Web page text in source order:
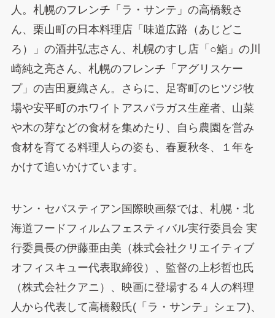
人。札幌のフレンチ「ラ・サンテ」の高橋毅さ
ん、栗山町の日本料理店「味道広路（あじどこ
ろ）」の酒井弘志さん、札幌のすし店「○鮨」の川
崎純之亮さん、札幌のフレンチ「アグリスケー
プ」の吉田夏織さん。さらに、足寄町のヒツジ牧
場や安平町のホワイトアスパラガス生産者、山菜
や木の芽などの食材を集めたり、自ら農園を営み
食材を育てる料理人らの姿も、春夏秋冬、１年を
かけて追いかけています。
サン・セバスティアン国際映画祭では、札幌・北
海道フードフィルムフェスティバル実行委員会 実
行委員長の伊藤亜由美（株式会社クリエイティブ
オフィスキュー代表取締役）、監督の上杉哲也氏
（株式会社クアニ）、映画に登場する４人の料理
人から代表して高橋毅氏(「ラ・サンテ」シェフ)、